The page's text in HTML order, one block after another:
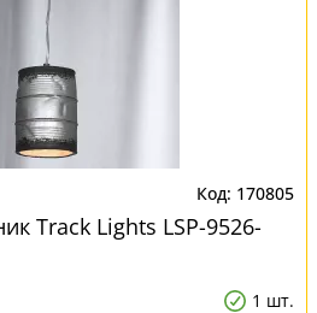
170805
Track Lights LSP-9526-
1 шт.